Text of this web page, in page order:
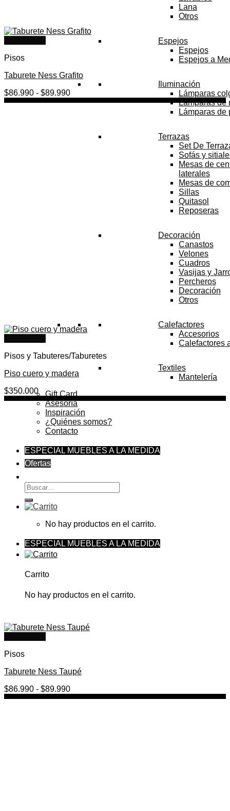
Lana
Otros
Espejos
Espejos
Espejos a
Iluminación
Lámparas
Lámparas de
Lámparas de
Terrazas
Set De
Sofás y
Mesas de
laterales
Mesas de
Sillas
Quitasol
Reposeras
Decoración
Canastos
Velones
Cuadros
Vasijas y
Percheros
Decoración
Otros
Calefactores
Accesorios
Calefactores
Textiles
Mantelería
Gift Card
Asesoría
Inspiración
¿Quiénes somos?
Contacto
ESPECIAL MUEBLES A LA MEDIDA
Ofertas
Buscar
por:
No hay productos en el carrito.
ESPECIAL MUEBLES A LA MEDIDA
Carrito
No hay productos en el carrito.
Pisos
Taburete Ness Grafito
$86.990 - $89.990Rango
de
Pisos y Tabuteres/Taburetes
Piso cuero y madera
$350.000
Pisos
Taburete Ness Taupé
$86.990 - $89.990Rango
de